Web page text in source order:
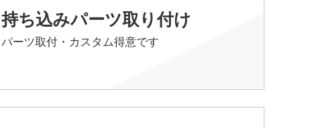
持ち込みパーツ取り付け
パーツ取付・カスタム得意です